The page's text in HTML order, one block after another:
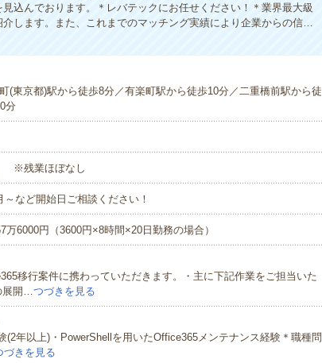
込んでおります。＊レバテックにお任せください！＊業界最大級
します。また、これまでのマッチング実績により企業からの信…
(東京都)駅から徒歩8分／有楽町駅から徒歩10分／二重橋前駅から徒
分
※残業ほぼなし
など開始日ご相談ください！
6000円（3600円×8時間×20日勤務の場合）
移行案件に携わっていただきます。・主に下記作業をご担当いた
展開…つづきを見る
(2年以上)・PowerShellを用いたOffice365メンテナンス経験＊職種問
づきを見る